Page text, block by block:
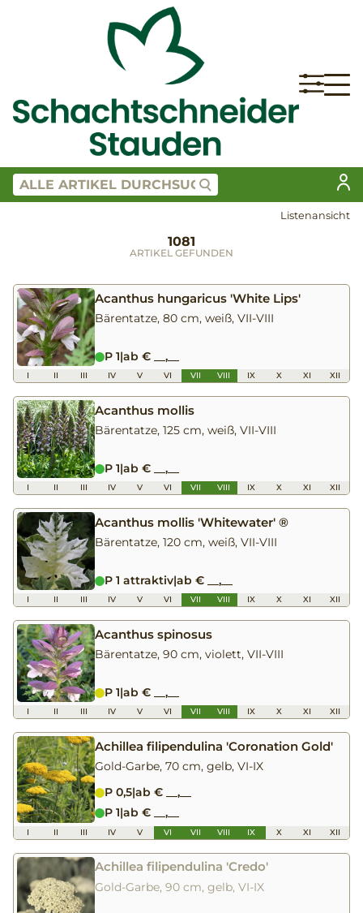
Listenansicht
1081
ARTIKEL GEFUNDEN
Acanthus hungaricus 'White Lips'
Bärentatze, 80 cm, weiß, VII-VIII
P 1|ab € __,__
I II III IV V VI VII VIII IX X XI XII
Acanthus mollis
Bärentatze, 125 cm, weiß, VII-VIII
P 1|ab € __,__
I II III IV V VI VII VIII IX X XI XII
Acanthus mollis 'Whitewater' ®
Bärentatze, 120 cm, weiß, VII-VIII
P 1 attraktiv|ab € __,__
I II III IV V VI VII VIII IX X XI XII
Acanthus spinosus
Bärentatze, 90 cm, violett, VII-VIII
P 1|ab € __,__
I II III IV V VI VII VIII IX X XI XII
Achillea filipendulina 'Coronation Gold'
Gold-Garbe, 70 cm, gelb, VI-IX
P 0,5|ab € __,__
P 1|ab € __,__
I II III IV V VI VII VIII IX X XI XII
Achillea filipendulina 'Credo'
Gold-Garbe, 90 cm, gelb, VI-IX